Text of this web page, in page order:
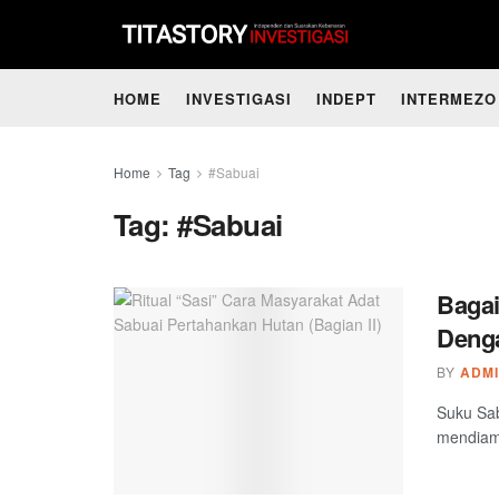
HOME INVESTIGASI INDEPT INTERMEZO
Home Tag #Sabuai
Tag:#Sabuai
BY
Suku